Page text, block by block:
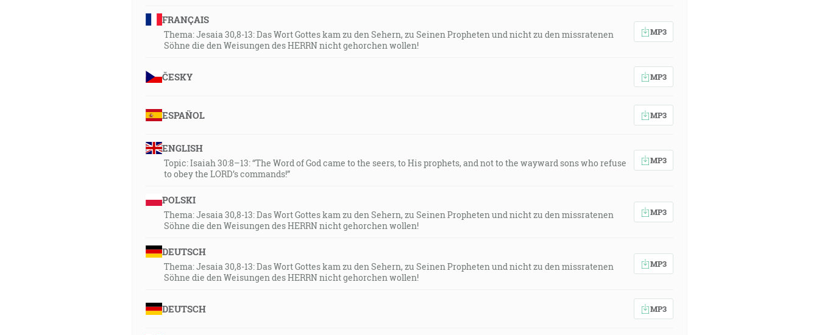
FRANÇAIS
Thema: Jesaia 30,8-13: Das Wort Gottes kam zu den Sehern, zu Seinen Propheten und nicht zu den missratenen
Söhne die den Weisungen des HERRN nicht gehorchen wollen!
MP3
ČESKY MP3
ESPAÑOL MP3
ENGLISH
Topic: Isaiah 30:8–13: “The Word of God came to the seers, to His prophets, and not to the wayward sons who refuse
to obey the LORD’s commands!”
MP3
POLSKI
Thema: Jesaia 30,8-13: Das Wort Gottes kam zu den Sehern, zu Seinen Propheten und nicht zu den missratenen
Söhne die den Weisungen des HERRN nicht gehorchen wollen!
MP3
DEUTSCH
Thema: Jesaia 30,8-13: Das Wort Gottes kam zu den Sehern, zu Seinen Propheten und nicht zu den missratenen
Söhne die den Weisungen des HERRN nicht gehorchen wollen!
MP3
DEUTSCH MP3